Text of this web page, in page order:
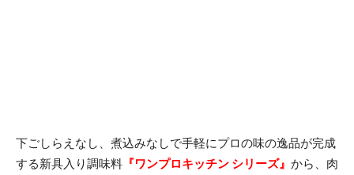
下ごしらえなし、煮込みなしで手軽にプロの味の逸品が完成
する新具入り調味料 『ワンプロキッチン シリーズ』 から、肉